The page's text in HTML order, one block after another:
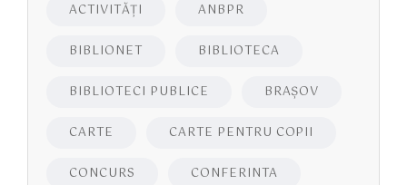
ACTIVITĂŢI ANBPR
BIBLIONET BIBLIOTECA
BIBLIOTECI PUBLICE BRAŞOV
CARTE CARTE PENTRU COPII
CONCURS CONFERINTA